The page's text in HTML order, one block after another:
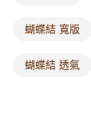
蝴蝶結 寬版
蝴蝶結 透氣